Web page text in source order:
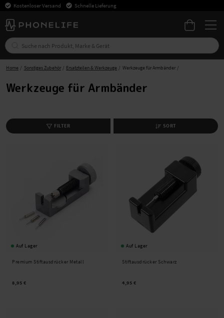
Kostenloser Versand Schnelle Lieferung
Home Sonstiges Zubehör Ersatzteilen & Werkzeuge Werkzeuge für Armbänder
Werkzeuge für Armbänder
FILTER SORT
Auf Lager
Premium Stiftausdrücker Metall
8,95 €
Auf Lager
Stiftausdrücker Schwarz
4,95 €